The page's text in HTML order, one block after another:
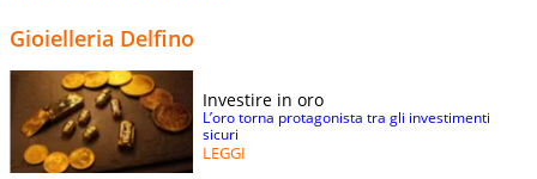
Gioielleria Delfino
Investire in oro
L’oro torna protagonista tra gli investimenti
sicuri
LEGGI